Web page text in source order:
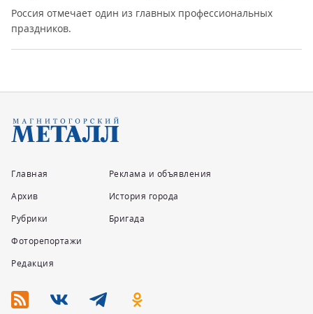
Россия отмечает один из главных профессиональных
праздников.
Главная
Архив
Рубрики
Фоторепортажи
Редакция
Реклама и объявления
История города
Бригада